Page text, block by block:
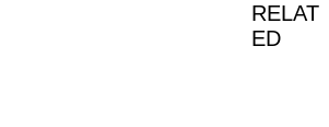
RELAT
ED